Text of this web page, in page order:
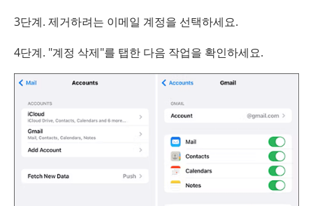
3단계. 제거하려는 이메일 계정을 선택하세요.
4단계. "계정 삭제"를 탭한 다음 작업을 확인하세요.